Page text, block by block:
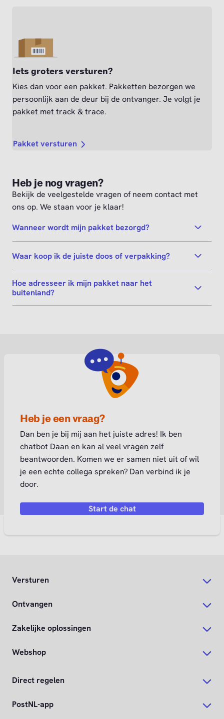
Iets groters versturen?
Kies dan voor een pakket. Pakketten bezorgen we
persoonlijk aan de deur bij de ontvanger. Je volgt je
pakket met track & trace.
Pakket versturen
Heb je nog vragen?
Bekijk de veelgestelde vragen of neem contact met
ons op. We staan voor je klaar!
Wanneer wordt mijn pakket bezorgd?
Waar koop ik de juiste doos of verpakking?
Hoe adresseer ik mijn pakket naar het
buitenland?
Heb je een vraag?
Dan ben je bij mij aan het juiste adres! Ik ben
chatbot Daan en kan al veel vragen zelf
beantwoorden. Komen we er samen niet uit of wil
je een echte collega spreken? Dan verbind ik je
door.
Start de chat
Versturen
Ontvangen
Zakelijke oplossingen
Webshop
Direct regelen
PostNL-app